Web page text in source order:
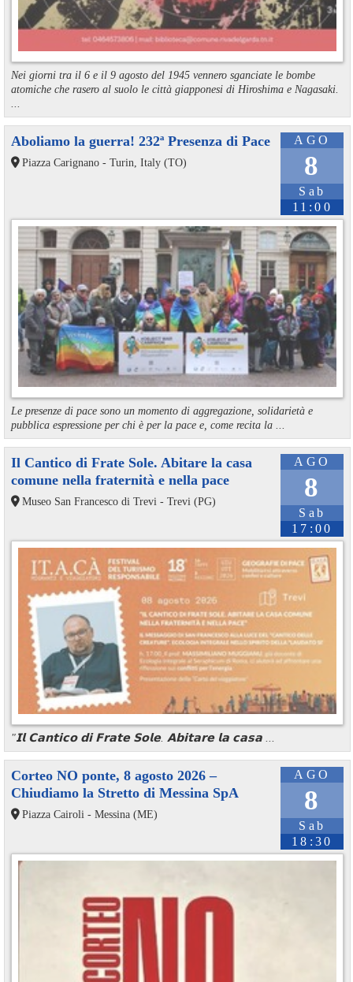
Nei giorni tra il 6 e il 9 agosto del 1945 vennero sganciate le bombe
atomiche che rasero al suolo le città giapponesi di Hiroshima e Nagasaki.
AGO
8
Sab
11:00
Aboliamo la guerra! 232ª Presenza di Pace
Piazza Carignano - Turin, Italy (TO)
Le presenze di pace sono un momento di aggregazione, solidarietà e
pubblica espressione per chi è per la pace e, come recita la ...
AGO
8
Sab
17:00
Il Cantico di Frate Sole. Abitare la casa
comune nella fraternità e nella pace
Museo San Francesco di Trevi - Trevi (PG)
"𝗜𝗹 𝗖𝗮𝗻𝘁𝗶𝗰𝗼 𝗱𝗶 𝗙𝗿𝗮𝘁𝗲 𝗦𝗼𝗹𝗲. 𝗔𝗯𝗶𝘁𝗮𝗿𝗲 𝗹𝗮 𝗰𝗮𝘀𝗮 ...
AGO
8
Sab
18:30
Corteo NO ponte, 8 agosto 2026 –
Chiudiamo la Stretto di Messina SpA
Piazza Cairoli - Messina (ME)